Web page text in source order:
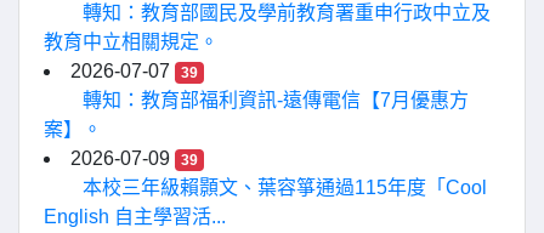
轉知：教育部國民及學前教育署重申行政中立及
教育中立相關規定。
2026-07-07
39
轉知：教育部福利資訊-遠傳電信【7月優惠方
案】。
2026-07-09
39
本校三年級賴顥文、葉容箏通過115年度「Cool
English 自主學習活...